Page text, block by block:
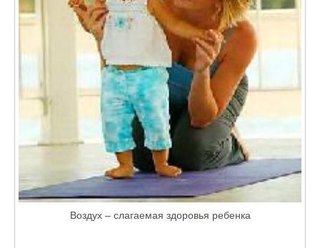
Воздух – слагаемая здоровья ребенка